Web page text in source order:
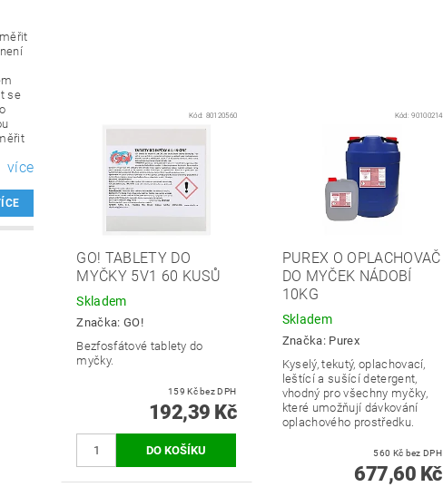
se
více
Kód: 80120560
GO! TABLETY DO
MYČKY 5V1 60 KUSŮ
Skladem
Značka: GO!
Bezfosfátové tablety do
myčky.
159 Kč bez DPH
192,39 Kč
Kód:90100214
PUREX O OPLACHOVAČ
DO MYČEK NÁDOBÍ
10KG
Skladem
Značka: Purex
Kyselý, tekutý, oplachovací,
leštící a sušící detergent,
vhodný pro všechny myčky,
které umožňují dávkování
oplachového prostředku.
560 Kč bez DPH
677,60 Kč